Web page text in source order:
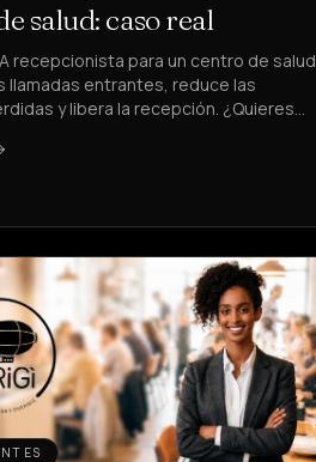
salud: caso real
recepcionista para un centro de salud
llamadas entrantes, reduce las
y libera la recepción. ¿Quieres